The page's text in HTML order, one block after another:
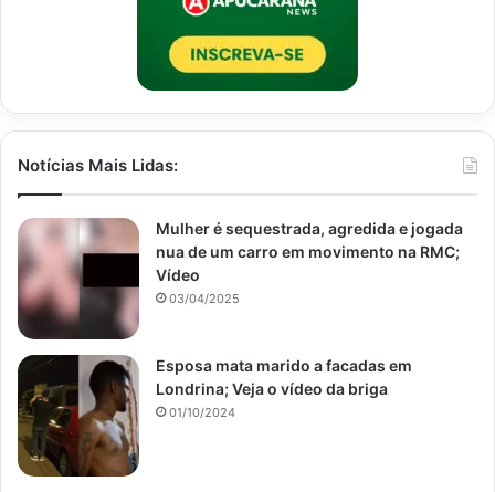
Notícias Mais Lidas:
Mulher é sequestrada, agredida e jogada
nua de um carro em movimento na RMC;
Vídeo
03/04/2025
Esposa mata marido a facadas em
Londrina; Veja o vídeo da briga
01/10/2024